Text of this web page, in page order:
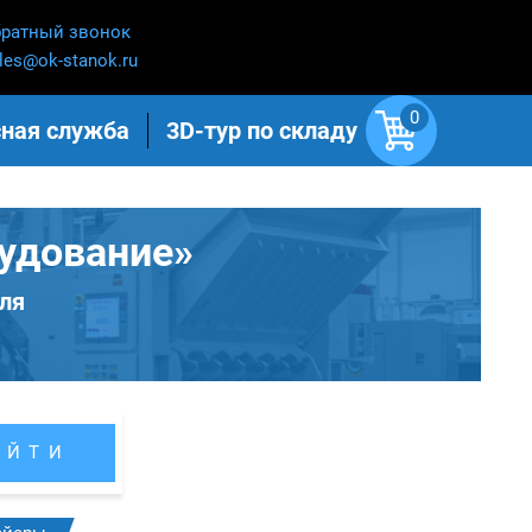
звонок
stanok.ru
служба 3D-тур по складу 0